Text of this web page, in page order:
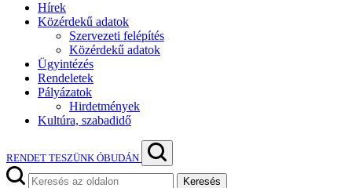
Hírek
Közérdekű adatok
Szervezeti felépítés
Közérdekű adatok
Ügyintézés
Rendeletek
Pályázatok
Hirdetmények
Kultúra, szabadidő
RENDET TESZÜNK ÓBUDÁN
Keresés